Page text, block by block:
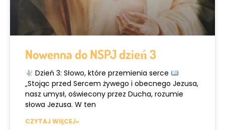
Nowenna do NSPJ dzień 3
Dzień 3: Słowo, które przemienia serce
„Stojąc przed Sercem żywego i obecnego Jezusa,
nasz umysł, oświecony przez Ducha, rozumie
słowa Jezusa. W ten
CZYTAJ WIĘCEJ»